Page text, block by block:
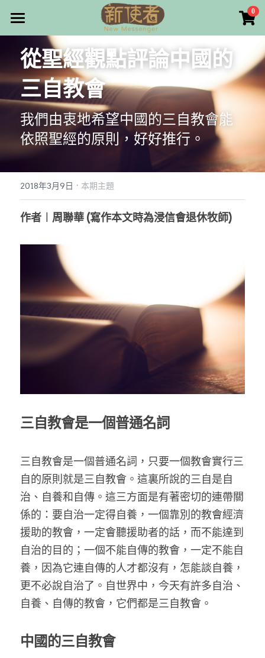
0
最新消息
關於我們
雜誌目錄
雜誌專欄
台灣教會人物檔案
乘著夢想去旅行
成長部落格
母語葡萄園
神學淺說
好書櫥窗
厝邊頭尾
家書
畫話人生
搜索
奉獻支持
從聖經觀點評論中國的
三自教會
我們由衷地希望中國的三自教會能
依照聖經的原則，好好推行。
2018年3月9日 · 本期主題
作者︱周聯華 (寫作本文時為浸信會退休牧師)
三自教會是一個普通名詞
三自教會是一個普通名詞，只要一個教會實行三
自的原則就是三自教會。這裏所說的三自是自
治、自養和自傳。這三方面是有著密切的連帶關
係的：要自治一定得自養，一個靠別的教會經濟
援助的教會，一定會聽援助者的話，而不能達到
自治的目的；一個不能自傳的教會，一定不能自
養，因為它連自傳的人才都沒有，怎能談自養，
更不必說自治了。自世界中，今天有許多自治、
自養、自傳的教會，它們都是三自教會。
中國的三自教會
×
商品分類
所有商品分類